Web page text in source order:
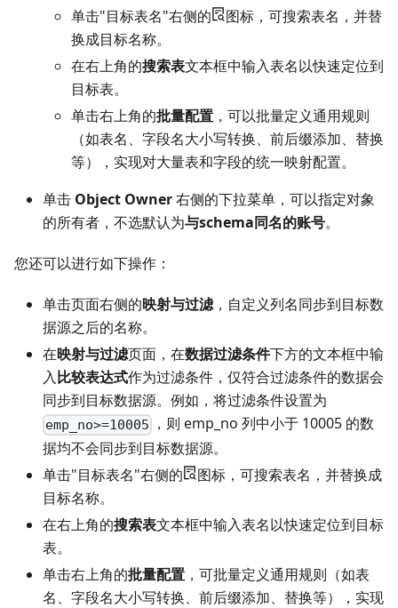
单击"目标表名"右侧的
图标，可搜索表名，并替
换成目标名称。
在右上角的搜索表文本框中输入表名以快速定位到
目标表。
单击右上角的批量配置 ，可以批量定义通用规则
（如表名、字段名大小写转换、前后缀添加、替换
等），实现对大量表和字段的统一映射配置。
单击 Object Owner右侧的下拉菜单，可以指定对象
的所有者，不选默认为与schema同名的账号。
您还可以进行如下操作：
单击页面右侧的映射与过滤，自定义列名同步到目标数
据源之后的名称。
在映射与过滤页面，在数据过滤条件下方的文本框中输
入比较表达式作为过滤条件，仅符合过滤条件的数据会
同步到目标数据源。例如，将过滤条件设置为
emp_no>=10005
，则 emp_no 列中小于 10005 的数
据均不会同步到目标数据源。
单击"目标表名"右侧的
图标，可搜索表名，并替换成
目标名称。
在右上角的搜索表文本框中输入表名以快速定位到目标
表。
单击右上角的批量配置 ，可批量定义通用规则（如表
名、字段名大小写转换、前后缀添加、替换等），实现